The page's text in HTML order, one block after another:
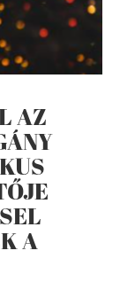
AZ
A